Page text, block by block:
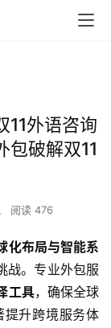
11外语咨询
包破解双11
阅读 476
化布局与智能系
战。专业外包服
工具，确保全球
提升跨境服务体